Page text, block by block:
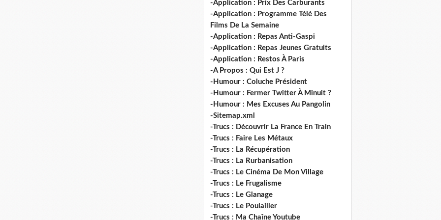
-Application : Prix Des Carburants
-Application : Programme Télé Des
Films De La Semaine
-Application : Repas Anti-Gaspi
-Application : Repas Jeunes Gratuits
-Application : Restos À Paris
-A Propos : Qui Est J ?
-Humour : Coluche Président
-Humour : Fermer Twitter À Minuit ?
-Humour : Mes Excuses Au Pangolin
-Sitemap.xml
-Trucs : Découvrir La France En Train
-Trucs : Faire Les Métaux
-Trucs : La Récupération
-Trucs : La Rurbanisation
-Trucs : Le Cinéma De Mon Village
-Trucs : Le Frugalisme
-Trucs : Le Glanage
-Trucs : Le Poulailler
-Trucs : Ma Chaîne Youtube